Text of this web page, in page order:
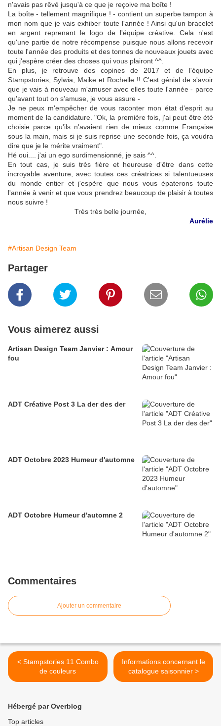
n'avais pas rêvé jusqu'à ce que je reçoive ma boîte !
La boîte - tellement magnifique ! - contient un superbe tampon à
mon nom que je vais exhiber toute l'année ! Ainsi qu'un bracelet
en argent reprenant le logo de l'équipe créative. Cela n'est
qu'une partie de notre récompense puisque nous allons recevoir
toute l'année des produits et des tonnes de nouveaux jouets avec
qui j'espère créer des choses qui vous plairont ^^.
En plus, je retrouve des copines de 2017 et de l'équipe
Stampstories, Sylwia, Maike et Rochelle !! C'est génial de s'avoir
que je vais à nouveau m'amuser avec elles toute l'année - parce
qu'avant tout on s'amuse, je vous assure -
Je ne peux m'empêcher de vous raconter mon état d'esprit au
moment de la candidature. "Ok, la première fois, j'ai peut être été
choisie parce qu'ils n'avaient rien de mieux comme Française
sous la main, mais si je suis reprise une seconde fois, ça voudra
dire que je le mérite vraiment".
Hé oui.... j'ai un ego surdimensionné, je sais ^^.
En tout cas, je suis très fière et heureuse d'être dans cette
incroyable aventure, avec toutes ces créatrices si talentueuses
du monde entier et j'espère que nous vous épaterons toute
l'année à venir et que vous prendrez beaucoup de plaisir à toutes
nous suivre !
Très très belle journée,
Aurélie
#Artisan Design Team
Partager
Vous aimerez aussi
Artisan Design Team Janvier : Amour
fou
ADT Créative Post 3 La der des der
ADT Octobre 2023 Humeur d'automne
ADT Octobre Humeur d'automne 2
Commentaires
Ajouter un commentaire
< Stampstories 11 Combo
de couleurs
Informations concernant le
catalogue saisonnier >
Hébergé par Overblog
Top articles